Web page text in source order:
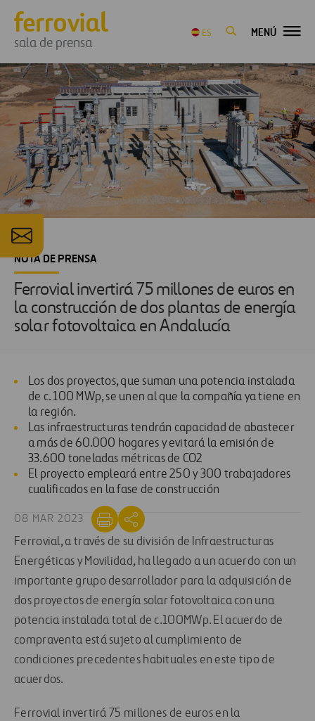
sala de prensa
ES MENÚ
NOTA DE PRENSA
Ferrovial invertirá 75 millones de euros en
la construcción de dos plantas de energía
solar fotovoltaica en Andalucía
Los dos proyectos, que suman una potencia instalada
de c. 100 MWp, se unen al que la compañía ya tiene en
la región.
Las infraestructuras tendrán capacidad de abastecer
a más de 60.000 hogares y evitará la emisión de
33.600 toneladas métricas de CO2
El proyecto empleará entre 250 y 300 trabajadores
cualificados en la fase de construcción
08 MAR 2023
Ferrovial, a través de su división de Infraestructuras
Energéticas y Movilidad, ha llegado a un acuerdo con un
importante grupo desarrollador para la adquisición de
dos proyectos de energía solar fotovoltaica con una
potencia instalada total de c.100MWp. El acuerdo de
compraventa está sujeto al cumplimiento de
condiciones precedentes habituales en este tipo de
acuerdos.
Ferrovial invertirá 75 millones de euros en la